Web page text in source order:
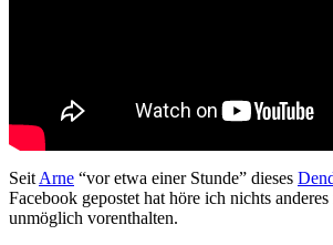
SeitArne “vor etwa einer Stunde” dieses
Facebook gepostet hat höre ich nichts
unmöglich vorenthalten.